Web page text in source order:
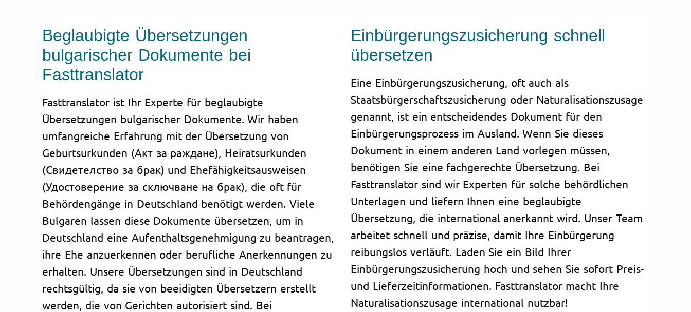
Beglaubigte Übersetzungen
bulgarischer Dokumente bei
Fasttranslator
Fasttranslator ist Ihr Experte für beglaubigte
Übersetzungen bulgarischer Dokumente. Wir haben
umfangreiche Erfahrung mit der Übersetzung von
Geburtsurkunden (Акт за раждане), Heiratsurkunden
(Свидетелство за брак) und Ehefähigkeitsausweisen
(Удостоверение за сключване на брак), die oft für
Behördengänge in Deutschland benötigt werden. Viele
Bulgaren lassen diese Dokumente übersetzen, um in
Deutschland eine Aufenthaltsgenehmigung zu beantragen,
ihre Ehe anzuerkennen oder berufliche Anerkennungen zu
erhalten. Unsere Übersetzungen sind in Deutschland
rechtsgültig, da sie von beeidigten Übersetzern erstellt
werden, die von Gerichten autorisiert sind. Bei
Einbürgerungszusicherung schnell
übersetzen
Eine Einbürgerungszusicherung, oft auch als
Staatsbürgerschaftszusicherung oder Naturalisationszusage
genannt, ist ein entscheidendes Dokument für den
Einbürgerungsprozess im Ausland. Wenn Sie dieses
Dokument in einem anderen Land vorlegen müssen,
benötigen Sie eine fachgerechte Übersetzung. Bei
Fasttranslator sind wir Experten für solche behördlichen
Unterlagen und liefern Ihnen eine beglaubigte
Übersetzung, die international anerkannt wird. Unser Team
arbeitet schnell und präzise, damit Ihre Einbürgerung
reibungslos verläuft. Laden Sie ein Bild Ihrer
Einbürgerungszusicherung hoch und sehen Sie sofort Preis-
und Lieferzeitinformationen. Fasttranslator macht Ihre
Naturalisationszusage international nutzbar!